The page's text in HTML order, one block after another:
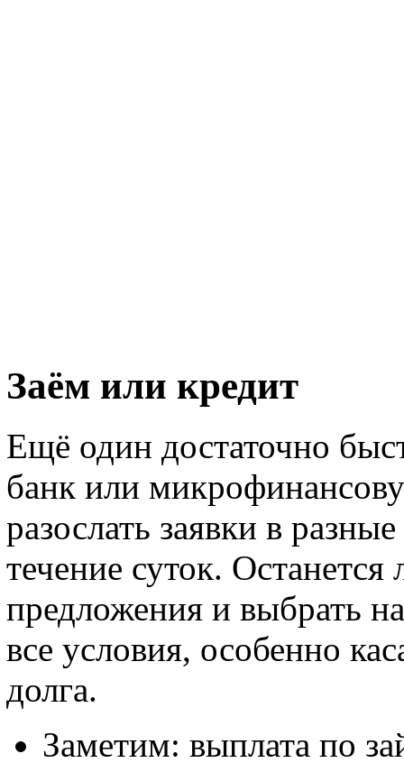
Заём или кредит
Ещё один достаточно
банк или
разослать заявки в
течение суток.
предложения и выбрать
все условия, особенно
долга.
Заметим: выплата по